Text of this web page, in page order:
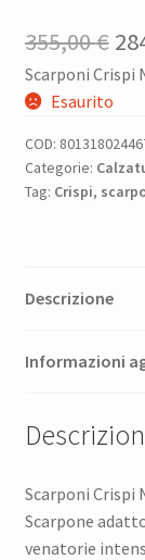
355,00€ Il
Scarponi Crispi
Esaurito
COD:
Categorie:
Tag: Crispi,
Descrizione
Informazioni
Scarponi Crispi
Scarpone
venatorie